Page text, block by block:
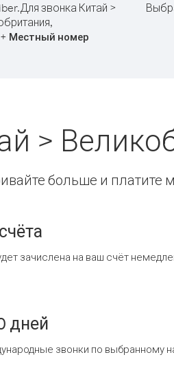
Для звонка Китай >
+ Местный номер
>
больше и платите
зачислена на ваш счёт
дней
звонки по выбранному